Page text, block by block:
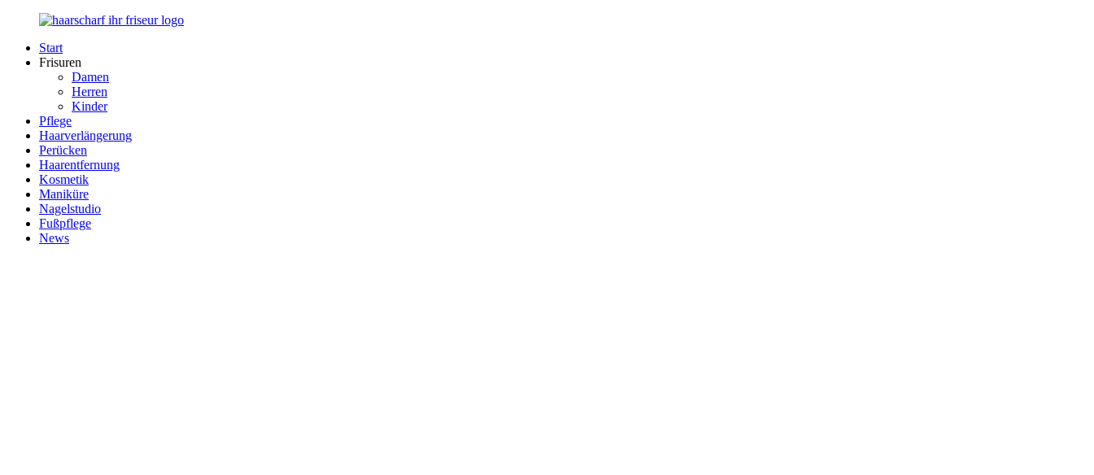
Zurück
Inhalt
Haarscharf
Händen
Start
Frisuren
Damen
Herren
Kinder
Pflege
Haarverlängerung
Perücken
Haarentfernung
Kosmetik
Maniküre
Nagelstudio
Fußpflege
News